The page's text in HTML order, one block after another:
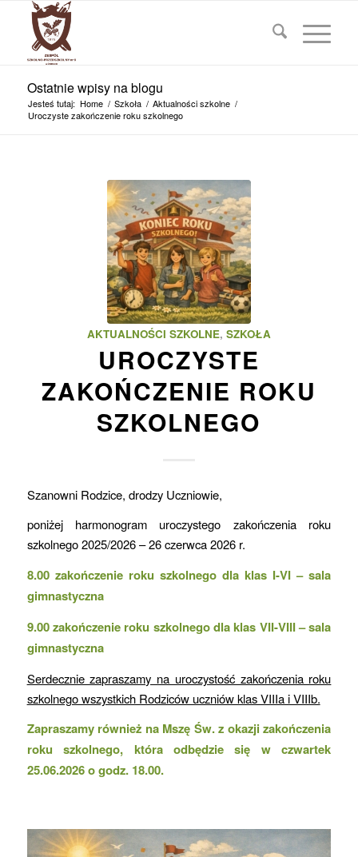
Ostatnie wpisy na blogu
Jesteś tutaj: Home / Szkoła / Aktualności szkolne /
Uroczyste zakończenie roku szkolnego
AKTUALNOŚCI SZKOLNE, SZKOŁA
UROCZYSTE
ZAKOŃCZENIE ROKU
SZKOLNEGO
Szanowni Rodzice, drodzy Uczniowie,
poniżej harmonogram uroczystego zakończenia roku
szkolnego 2025/2026 – 26 czerwca 2026 r.
8.00 zakończenie roku szkolnego dla klas I-VI – sala
gimnastyczna
9.00 zakończenie roku szkolnego dla klas VII-VIII – sala
gimnastyczna
Serdecznie zapraszamy na uroczystość zakończenia roku
szkolnego wszystkich Rodziców uczniów klas VIIIa i VIIIb.
Zapraszamy również na Mszę Św. z okazji zakończenia
roku szkolnego, która odbędzie się w czwartek
25.06.2026 o godz. 18.00.